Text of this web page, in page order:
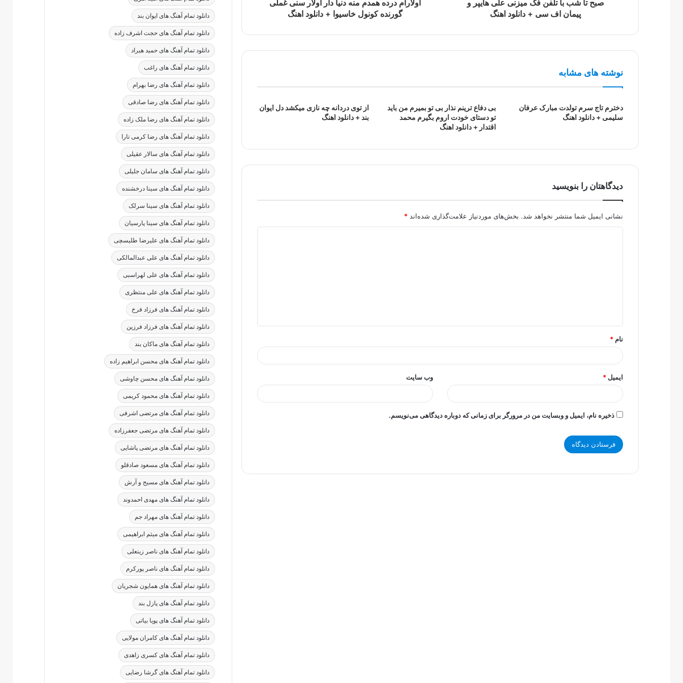
صبح تا شب با تلفن فک میزنی علی هایپر و
پیمان اف سی + دانلود اهنگ
اولارام درده همدم منه دنیا دار اولار سنی غملی
گورنده کونول خاسیوا + دانلود اهنگ
نوشته های مشابه
دخترم تاج سرم تولدت مبارک عرفان
سلیمی + دانلود اهنگ
بی دفاع ترینم نذار بی تو بمیرم من باید
تو دستای خودت اروم بگیرم محمد
اقتدار + دانلود اهنگ
از توی دردانه چه نازی میکشد دل ایوان
بند + دانلود اهنگ
دیدگاهتان را بنویسید
نشانی ایمیل شما منتشر نخواهد شد. بخش‌های موردنیاز علامت‌گذاری شده‌اند *
*
نام *
ایمیل * وب‌ سایت
ذخیره نام، ایمیل و وبسایت من در مرورگر برای زمانی که دوباره دیدگاهی می‌نویسم.
دانلود تمام آهنگ های ایوان بند
دانلود تمام آهنگ های حجت اشرف زاده
دانلود تمام آهنگ های حمید هیراد
دانلود تمام آهنگ های راغب
دانلود تمام آهنگ های رضا بهرام
دانلود تمام آهنگ های رضا صادقی
دانلود تمام آهنگ های رضا ملک زاده
دانلود تمام آهنگ های رضا کرمی تارا
دانلود تمام آهنگ های سالار عقیلی
دانلود تمام آهنگ های سامان جلیلی
دانلود تمام آهنگ های سینا درخشنده
دانلود تمام آهنگ های سینا سرلک
دانلود تمام آهنگ های سینا پارسیان
دانلود تمام آهنگ های علیرضا طلیسچی
دانلود تمام آهنگ های علی عبدالمالکی
دانلود تمام آهنگ های علی لهراسبی
دانلود تمام آهنگ های علی منتظری
دانلود تمام آهنگ های فرزاد فرخ
دانلود تمام آهنگ های فرزاد فرزین
دانلود تمام آهنگ های ماکان بند
دانلود تمام آهنگ های محسن ابراهیم زاده
دانلود تمام آهنگ های محسن چاوشی
دانلود تمام آهنگ های محمود کریمی
دانلود تمام آهنگ های مرتضی اشرفی
دانلود تمام آهنگ های مرتضی جعفرزاده
دانلود تمام آهنگ های مرتضی پاشایی
دانلود تمام آهنگ های مسعود صادقلو
دانلود تمام آهنگ های مسیح و آرش
دانلود تمام آهنگ های مهدی احمدوند
دانلود تمام آهنگ های مهراد جم
دانلود تمام آهنگ های میثم ابراهیمی
دانلود تمام آهنگ های ناصر زینعلی
دانلود تمام آهنگ های ناصر پورکرم
دانلود تمام آهنگ های همایون شجریان
دانلود تمام آهنگ های پازل بند
دانلود تمام آهنگ های پویا بیاتی
دانلود تمام آهنگ های کامران مولایی
دانلود تمام آهنگ های کسری زاهدی
دانلود تمام آهنگ های گرشا رضایی